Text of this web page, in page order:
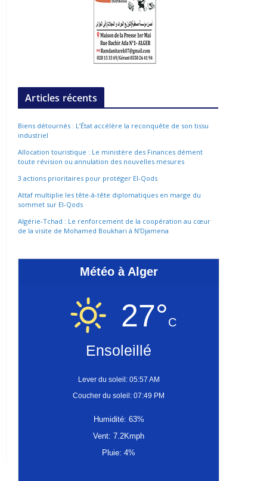
Articles récents
Biens détournés : L’État accélère la reconquête de son tissu
industriel
Allocation touristique : Le ministère des Finances dément
toute révision ou annulation des nouvelles mesures
3 actions prioritaires pour protéger El-Qods
Attaf multiplie les tête-à-tête diplomatiques en marge du
sommet sur El-Qods
Algérie-Tchad : Le renforcement de la coopération au cœur
de la visite de Mohamed Boukhari à N’Djamena
Météo à Alger
27°C
Ensoleillé
Lever du soleil: 05:57 AM
Coucher du soleil: 07:49 PM
Humidité: 63%
Vent: 7.2Kmph
Pluie: 4%